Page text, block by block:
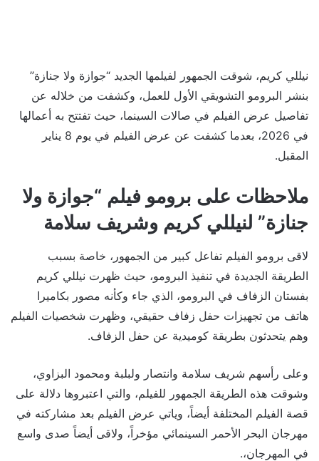
نيللي كريم، شوقت الجمهور لفيلمها الجديد “جوازة ولا جنازة”
بنشر البرومو التشويقي الأول للعمل، وكشفت من خلاله عن
تفاصيل عرض الفيلم في صالات السينما، حيث تفتتح به أعمالها
في 2026، بعدما كشفت عن عرض الفيلم في يوم 8 يناير
المقبل.
ملاحظات على برومو فيلم “جوازة ولا
جنازة” لنيللي كريم وشريف سلامة
لاقى برومو الفيلم تفاعل كبير من الجمهور، خاصة بسبب
الطريقة الجديدة في تنفيذ البرومو، حيث ظهرت نيللي كريم
بفستان الزفاف في البرومو، الذي جاء وكأنه مصور بكاميرا
هاتف من تجهيزات حفل زفاف حقيقي، وظهرت شخصيات الفيلم
وهم يتحدثون بطريقة كوميدية عن حفل الزفاف.
وعلى رأسهم شريف سلامة وانتصار ولبلبة ومحمود البزاوي،
وشوقت هذه الطريقة الجمهور للفيلم، والتي اعتبروها دلالة على
قصة الفيلم المختلفة أيضاً، وياتي عرض الفيلم بعد مشاركته في
مهرجان البحر الأحمر السينمائي مؤخراً، ولاقى أيضاً صدى واسع
في المهرجان،.